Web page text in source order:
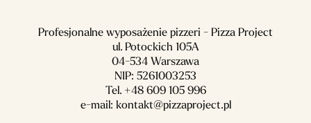
Profesjonalne wyposażenie pizzeri - Pizza Project
ul. Potockich 105A
04-534 Warszawa
NIP: 5261003253
Tel. +48 609 105 996
e-mail: kontakt@pizzaproject.pl